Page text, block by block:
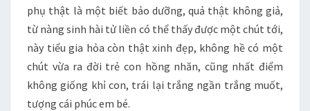
phụ thật là một biết bảo dưỡng, quả thật không giả,
từ nàng sinh hài tử liền có thể thấy được một chút tới,
này tiểu gia hỏa còn thật xinh đẹp, không hề có một
chút vừa ra đời trẻ con hồng nhăn, cũng nhất điểm
không giống khỉ con, trái lại trắng ngần trắng muốt,
tượng cái phúc em bé.